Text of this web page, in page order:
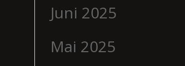
Juni 2025
Mai 2025